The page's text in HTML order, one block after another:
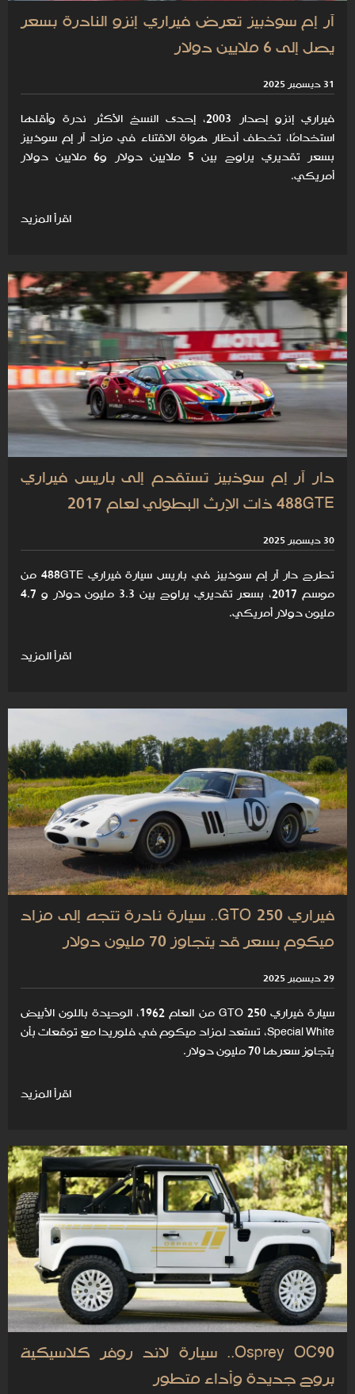
آر إم سوذبيز تعرض فيراري إنزو النادرة بسعر
يصل إلى 6 ملايين دولار
31 ديسمبر 2025
فيراري إنزو إصدار 2003، إحدى النسخ الأكثر ندرة وأقلها
استخدامًا، تخطف أنظار هواة الاقتناء في مزاد آر إم سوذبيز
بسعر تقديري يراوح بين 5 ملايين دولار و6 ملايين دولار
أمريكي.
اقرأ المزيد
دار آر إم سوذبيز تستقدم إلى باريس فيراري
488GTE ذات الإرث البطولي لعام 2017
30 ديسمبر 2025
تطرح دار آر إم سوذبيز في باريس سيارة فيراري 488GTE من
موسم 2017، بسعر تقديري يراوح بين 3.3 مليون دولار و 4.7
مليون دولار أمريكي.
اقرأ المزيد
فيراري 250 GTO.. سيارة نادرة تتجه إلى مزاد
ميكوم بسعر قد يتجاوز 70 مليون دولار
29 ديسمبر 2025
سيارة فيراري 250 GTO من العام 1962، الوحيدة باللون الأبيض
Special White، تستعد لمزاد ميكوم في فلوريدا مع توقعات بأن
يتجاوز سعرها 70 مليون دولار.
اقرأ المزيد
Osprey OC90.. سيارة لاند روفر كلاسيكية
بروح جديدة وأداء متطور